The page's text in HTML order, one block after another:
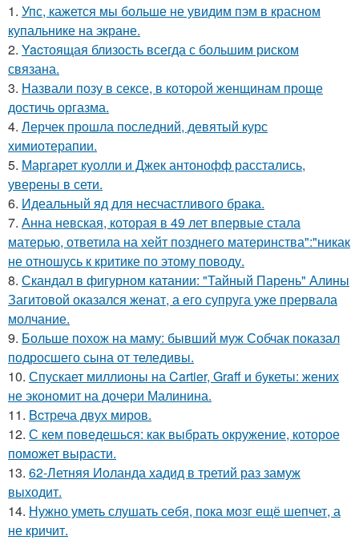
1. Упс, кажется мы больше не увидим пэм в красном
купальнике на экране.
2. Yacтоящая близость всегда с большим риском
связана.
3. Назвали позу в сексе, в которой женщинам проще
достичь оргазма.
4. Лерчек прошла последний, девятый курс
химиотерапии.
5. Маргарет куолли и Джек антонофф расстались,
уверены в сети.
6. Идеальный яд для несчастливого брака.
7. Анна невская, которая в 49 лет впервые стала
матерью, ответила на хейт позднего материнства":"никак
не отношусь к критике по этому поводу.
8. Скандал в фигурном катании: "Тайный Парень" Алины
Загитовой оказался женат, а его супруга уже прервала
молчание.
9. Больше похож на маму: бывший муж Собчак показал
подросшего сына от теледивы.
10. Спускает миллионы на Cartier, Graff и букеты: жених
не экономит на дочери Малинина.
11. Bcтреча двух миров.
12. С кем поведешься: как выбрать окружение, которое
поможет вырасти.
13. 62-Летняя Иоланда хадид в третий раз замуж
выходит.
14. Нужно уметь слушать себя, пока мозг ещё шепчет, а
не кричит.